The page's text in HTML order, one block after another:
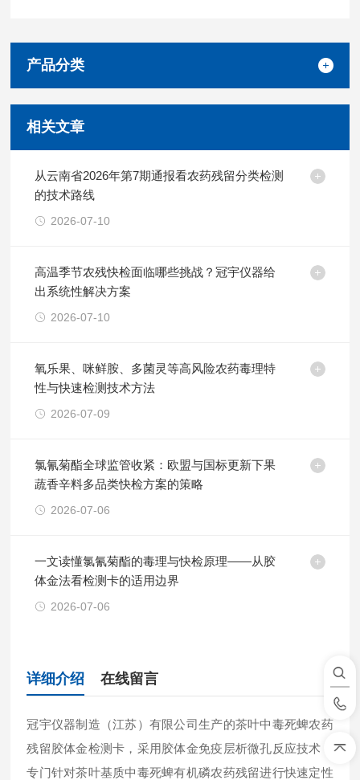
产品分类
相关文章
从云南省2026年第7期通报看农药残留分类检测
的技术路线
2026-07-10
高温季节农残快检面临哪些挑战？冠宇仪器给
出系统性解决方案
2026-07-10
氧乐果、咪鲜胺、多菌灵等高风险农药毒理特
性与快速检测技术方法
2026-07-09
氯氰菊酯全球监管收紧：欧盟与国标更新下果
蔬香辛料多品类快检方案的策略
2026-07-06
一文读懂氯氰菊酯的毒理与快检原理——从胶
体金法看检测卡的适用边界
2026-07-06
详细介绍 在线留言
冠宇仪器制造（江苏）有限公司生产的茶叶中毒死蜱农药
残留胶体金检测卡，采用胶体金免疫层析微孔反应技术，
专门针对茶叶基质中毒死蜱有机磷农药残留进行快速定性